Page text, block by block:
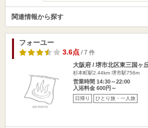
関連情報から探す
フォーユー
3.6点/ 7 件
大阪府 / 堺市北区東三国ヶ
杉本町駅2.44km 堺市駅756m
営業時間 14:30～22:00
入浴料金 600円～
日帰り ひとり旅・一人旅